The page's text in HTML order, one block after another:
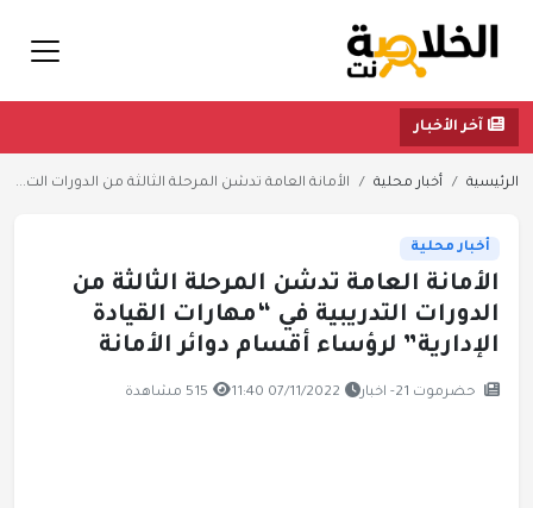
آخر الأخبار
الرئيسية أخبار محلية الأمانة العامة تدشن المرحلة الثالثة من الدورات الت...
أخبار محلية
الأمانة العامة تدشن المرحلة الثالثة من
الدورات التدريبية في “مهارات القيادة
الإدارية” لرؤساء أقسام دوائر الأمانة
حضرموت 21- اخبار 07/11/2022 11:40 515 مشاهدة